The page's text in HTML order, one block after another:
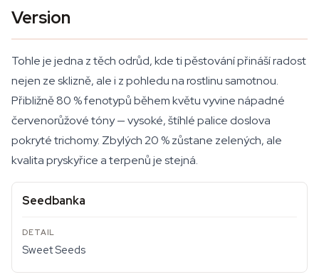
Version
Tohle je jedna z těch odrůd, kde ti pěstování přináší radost
nejen ze sklizně, ale i z pohledu na rostlinu samotnou.
Přibližně 80 % fenotypů během květu vyvine nápadné
červenorůžové tóny — vysoké, štíhlé palice doslova
pokryté trichomy. Zbylých 20 % zůstane zelených, ale
kvalita pryskyřice a terpenů je stejná.
Seedbanka
Sweet Seeds